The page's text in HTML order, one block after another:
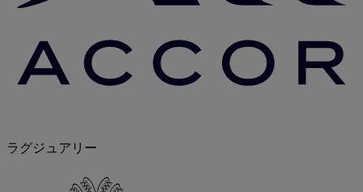
ラグジュアリー